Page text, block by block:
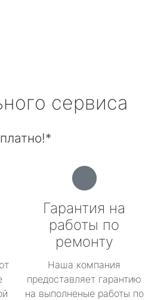
сервиса
Гарантия на
работы по
ремонту
Наша компания
предоставляет гарантию
на выполненые работы по